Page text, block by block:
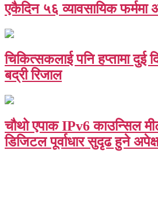
एकैदिन ५६ व्यावसायिक
चिकित्सकलाई पनि हप्तामा दुई
बद्री रिजाल
चौथो एपाक IPv6 काउन्सिल
डिजिटल पूर्वाधार सुदृढ हुने